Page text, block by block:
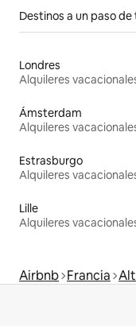
Destinos a un paso de
Londres
Alquileres
Ámsterdam
Alquileres
Estrasburgo
Alquileres
Lille
Alquileres
Airbnb Francia